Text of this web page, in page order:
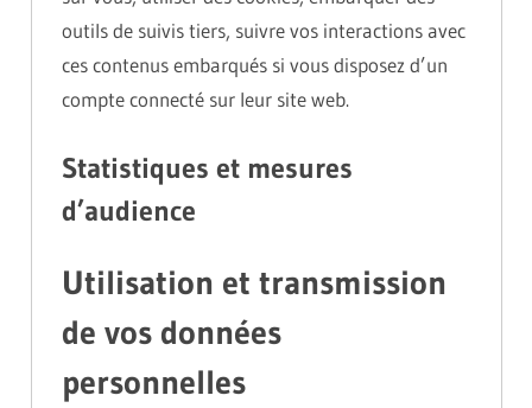
outils de suivis tiers, suivre vos interactions avec
ces contenus embarqués si vous disposez d’un
compte connecté sur leur site web.
Statistiques et mesures
d’audience
Utilisation et transmission
de vos données
personnelles